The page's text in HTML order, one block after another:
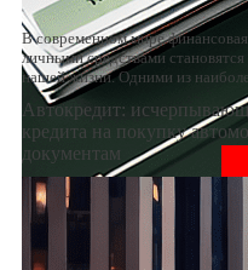
В современном мире
личными средствами
нашей жизни. Одними из
Автокредит:
кредита на покупку
документам